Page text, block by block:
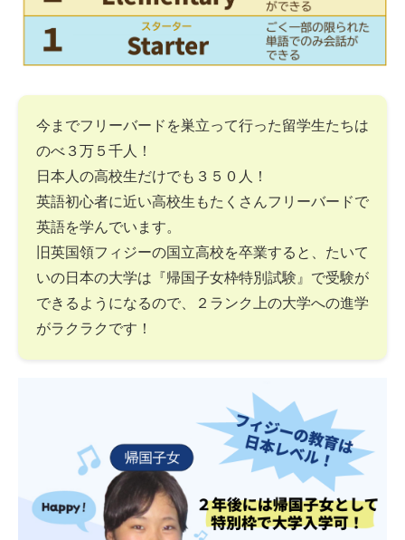
今までフリーバードを巣立って行った留学生たちは
のべ３万５千人！
日本人の高校生だけでも３５０人！
英語初心者に近い高校生もたくさんフリーバードで
英語を学んでいます。
旧英国領フィジーの国立高校を卒業すると、たいて
いの日本の大学は『帰国子女枠特別試験』で受験が
できるようになるので、２ランク上の大学への進学
がラクラクです！